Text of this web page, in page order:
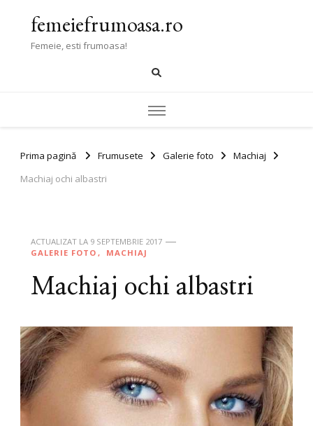
femeiefrumoasa.ro
Femeie, esti frumoasa!
Prima pagină Frumusete Galerie foto
Machiaj
Machiaj ochi albastri
ACTUALIZAT LA 9 SEPTEMBRIE 2017
GALERIE FOTO
MACHIAJ
Machiaj ochi albastri